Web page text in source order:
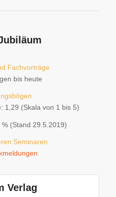
Fachvorträge
bis heute
1,29 (Skala von 1 bis 5)
(Stand 29.5.2019)
Seminaren
Verlag